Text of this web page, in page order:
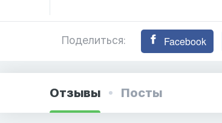
Поделиться: Facebook
Отзывы Посты